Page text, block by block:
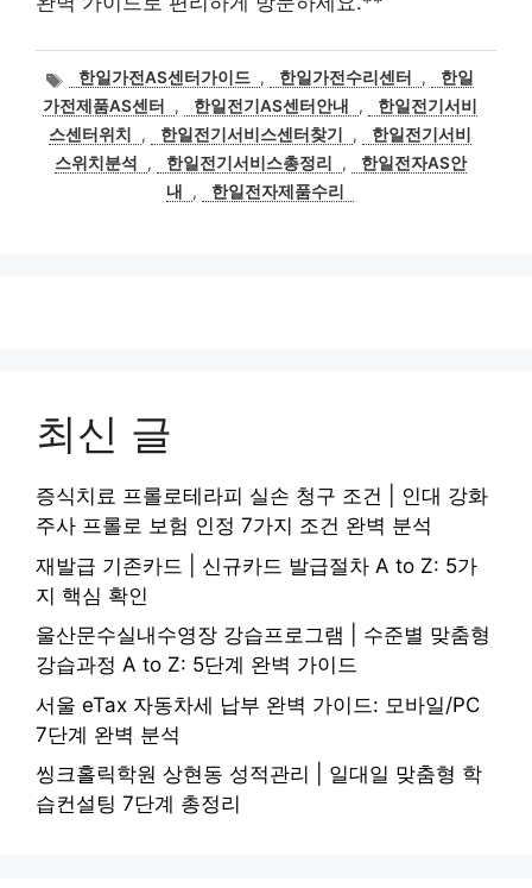
태
그
한일가전AS센터가이드 , 한일가전수리센터 ,
한일
가전제품AS센터
, 한일전기AS센터안내 ,
한일전기서비
스센터위치
, 한일전기서비스센터찾기 ,
한일전기서비
스위치분석
, 한일전기서비스총정리 ,
한일전자AS안
내
, 한일전자제품수리
최신 글
증식치료 프롤로테라피 실손 청구 조건 | 인대 강화
주사 프롤로 보험 인정 7가지 조건 완벽 분석
재발급 기존카드 | 신규카드 발급절차 A to Z: 5가
지 핵심 확인
울산문수실내수영장 강습프로그램 | 수준별 맞춤형
강습과정 A to Z: 5단계 완벽 가이드
서울 eTax 자동차세 납부 완벽 가이드: 모바일/PC
7단계 완벽 분석
씽크홀릭학원 상현동 성적관리 | 일대일 맞춤형 학
습컨설팅 7단계 총정리